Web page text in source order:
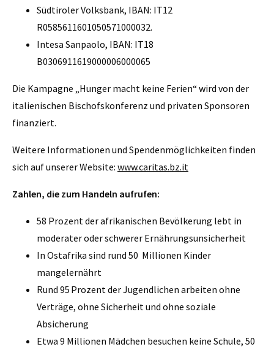
Südtiroler Volksbank, IBAN: IT12
R0585611601050571000032.
Intesa Sanpaolo, IBAN: IT18
B0306911619000006000065
Die Kampagne „Hunger macht keine Ferien“ wird von der
italienischen Bischofskonferenz und privaten Sponsoren
finanziert.
Weitere Informationen und Spendenmöglichkeiten finden
sich auf unserer Website: www.caritas.bz.it
Zahlen, die zum Handeln aufrufen:
58 Prozent der afrikanischen Bevölkerung lebt in
moderater oder schwerer Ernährungsunsicherheit
In Ostafrika sind rund 50 Millionen Kinder
mangelernährt
Rund 95 Prozent der Jugendlichen arbeiten ohne
Verträge, ohne Sicherheit und ohne soziale
Absicherung
Etwa 9 Millionen Mädchen besuchen keine Schule, 50